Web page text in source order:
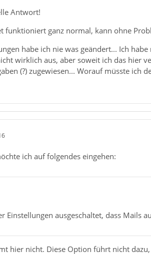
Antwort!
funktioniert ganz normal, kann ohne
habe ich nie was geändert... Ich
wirklich aus, aber soweit ich das hier
(?) zugewiesen... Worauf müsste ich
ich auf folgendes eingehen:
Einstellungen ausgeschaltet, dass Mails
hier nicht. Diese Option führt nicht